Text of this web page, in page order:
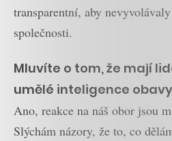
transparentní, aby
společnosti.
Mluvíte o tom, že mají
umělé inteligence
Ano, reakce na náš obor jsou
Slýchám názory, že to, co